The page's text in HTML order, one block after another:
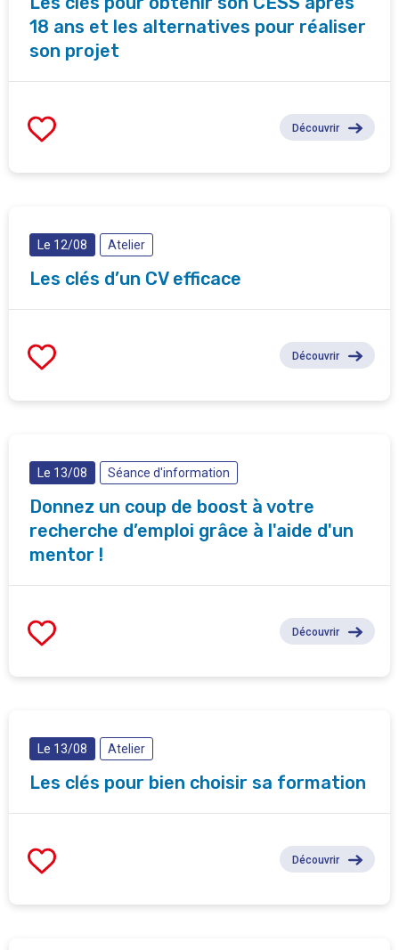
18 ans et les alternatives pour réaliser
son projet
Découvrir
Le 12/08 Atelier
Les clés d’un CV efficace
Découvrir
Le 13/08 Séance d'information
Donnez un coup de boost à votre
recherche d’emploi grâce à l'aide d'un
mentor !
Découvrir
Le 13/08 Atelier
Les clés pour bien choisir sa formation
Découvrir